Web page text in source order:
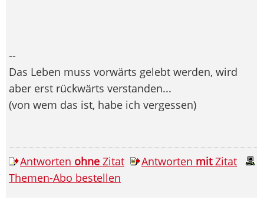
--
Das Leben muss vorwärts gelebt werden, wird
aber erst rückwärts verstanden...
(von wem das ist, habe ich vergessen)
Antworten ohne Zitat Antworten mitZitat
Themen-Abo bestellen